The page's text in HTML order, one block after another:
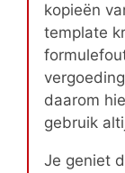
kopieën
template
daarom
gebruik
Je geniet